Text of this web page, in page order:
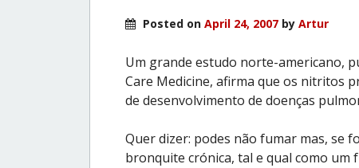
Posted on April 24, 2007 by Artur
Um grande estudo norte-americano,
Care Medicine, afirma que os nitritos
de desenvolvimento de doenças
Quer dizer: podes não fumar mas, se
bronquite crónica, tal e qual como um